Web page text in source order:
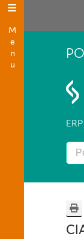
Menu